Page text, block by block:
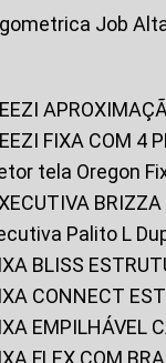
Job
FIXA COM 4
tela Oregon
Palito L
BLISS
CONNECT
EMPILHÁVEL
FLEX COM